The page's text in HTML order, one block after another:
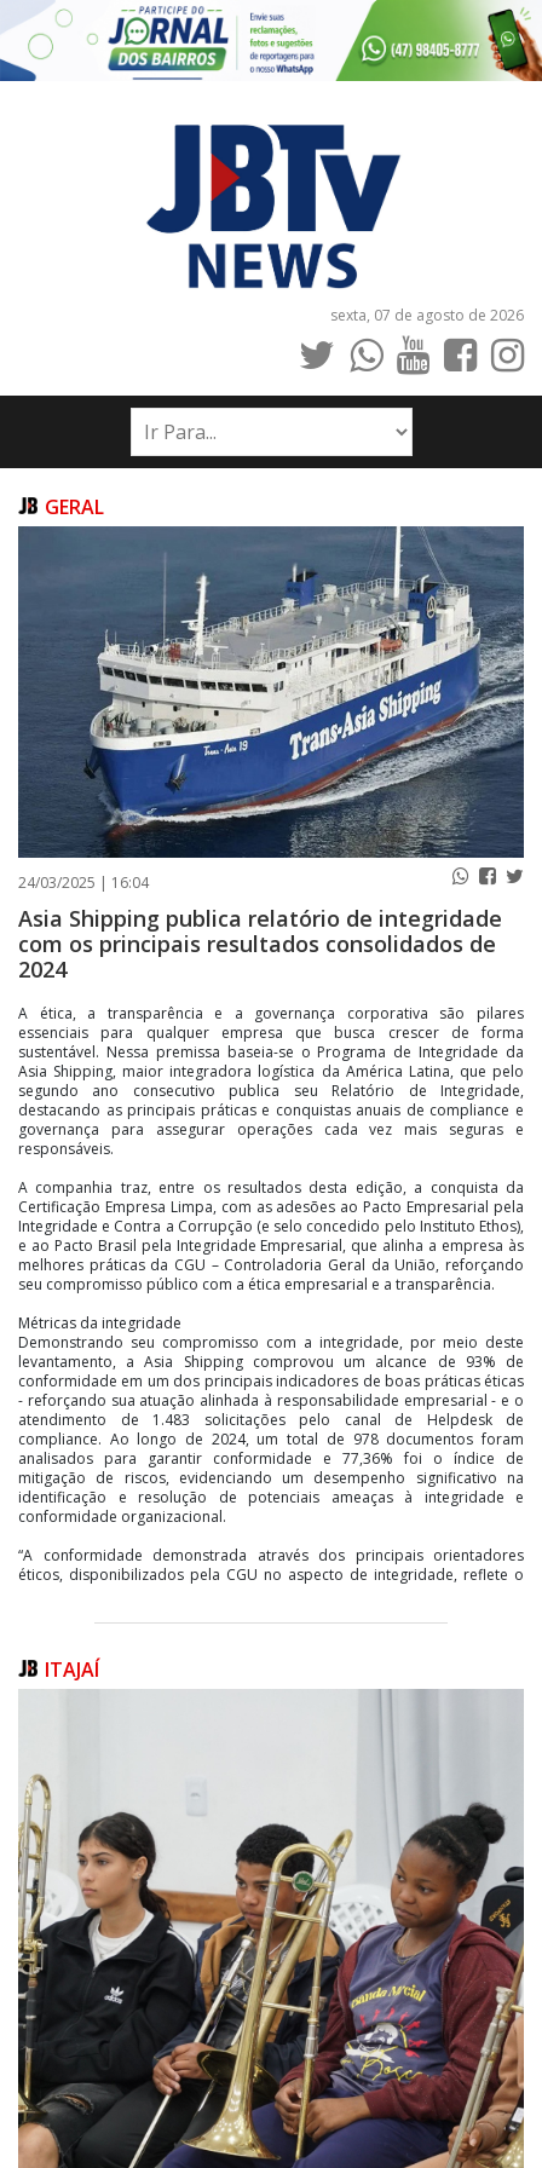
sexta, 07 de agosto de 2026
INÍCIO
NOTÍCIAS
PUBLICAÇÕES LEGAIS
CONTATO
GERAL
24/03/2025 | 16:04
Asia Shipping publica relatório de integridade
com os principais resultados consolidados de
2024
A ética, a transparência e a governança corporativa são pilares
essenciais para qualquer empresa que busca crescer de forma
sustentável. Nessa premissa baseia-se o Programa de Integridade da
Asia Shipping, maior integradora logística da América Latina, que pelo
segundo ano consecutivo publica seu Relatório de Integridade,
destacando as principais práticas e conquistas anuais de compliance e
governança para assegurar operações cada vez mais seguras e
responsáveis.
A companhia traz, entre os resultados desta edição, a conquista da
Certificação Empresa Limpa, com as adesões ao Pacto Empresarial pela
Integridade e Contra a Corrupção (e selo concedido pelo Instituto Ethos),
e ao Pacto Brasil pela Integridade Empresarial, que alinha a empresa às
melhores práticas da CGU – Controladoria Geral da União, reforçando
seu compromisso público com a ética empresarial e a transparência.
Métricas da integridade
Demonstrando seu compromisso com a integridade, por meio deste
levantamento, a Asia Shipping comprovou um alcance de 93% de
conformidade em um dos principais indicadores de boas práticas éticas
- reforçando sua atuação alinhada à responsabilidade empresarial - e o
atendimento de 1.483 solicitações pelo canal de Helpdesk de
compliance. Ao longo de 2024, um total de 978 documentos foram
analisados para garantir conformidade e 77,36% foi o índice de
mitigação de riscos, evidenciando um desempenho significativo na
identificação e resolução de potenciais ameaças à integridade e
conformidade organizacional.
“A conformidade demonstrada através dos principais orientadores
éticos, disponibilizados pela CGU no aspecto de integridade, reflete o
promovendo um ambiente de negócios mais transparente e seguro”,
conta Alexandro Ferreira, gerente de Compliance da Asia Shipping.
organização com práticas justas e transparentes. “Por meio do nosso
Canal de Ética, por exemplo, garantimos um espaço seguro para que
colaboradores e parceiros possam reportar qualquer situação que vá
contra os nossos princípios, com a certeza de que cada caso será
tratado com seriedade e imparcialidade”, conta.
A jornada de integridade não é apenas um compromisso da empresa,
mas um reflexo do trabalho diário de cada colaborador. “O sucesso do
nosso Programa de Integridade é resultado do empenho de todos que
fazem parte da Asia Shipping”, comenta o CEO.
Se o ano de 2024 foi marcado por importantes conquistas, como a
mitigação de riscos, o atendimento eficiente às solicitações de
compliance e a conformidade com as exigências regulatórias, para 2025,
a meta da Asia Shipping é avançar em mais treinamentos para reforçar a
cultura da integridade, fortalecer os canais de comunicação e
compliance, e monitoramento contínuo das melhores práticas e
regulamentações.
Para mais informações e para conferir o Relatório de Integridade 2024
completo da companhia, acesse o site.
ITAJAÍ